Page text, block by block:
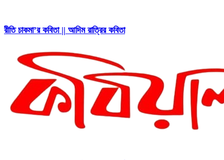
রীতি চাকমা’র কবিতা || আদিম রাত্রির কবিতা